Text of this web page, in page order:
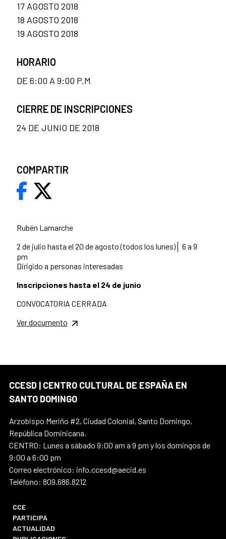
Rubén Lamarche
2 de julio hasta el 20 de agosto (todos los lunes)│ 6 a 9
pm
Dirigido a personas interesadas
Inscripciones hasta el 24 de junio
CONVOCATORIA CERRADA
Ver documento
17 AGOSTO 2018
18 AGOSTO 2018
19 AGOSTO 2018
HORARIO
DE 6:00 A 9:00 P.M
CIERRE DE INSCRIPCIONES
24 DE JUNIO DE 2018
COMPARTIR
CCESD | CENTRO CULTURAL DE ESPAÑA EN
SANTO DOMINGO
Arzobispo Meriño #2, Ciudad Colonial, Santo Domingo,
República Dominicana.
CENTRO: Lunes a sábado 9:00 am a 9 pm y los domingos de
9:00 a 6:00 pm
Correo electrónico: info.ccesd@aecid.es
Teléfono: 809.686.8212
CCE
PARTICIPA
ACTUALIDAD